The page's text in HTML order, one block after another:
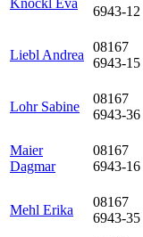
Knöckl Eva
6943-12
Liebl Andrea
08167
6943-15
Lohr Sabine
08167
6943-36
Maier
Dagmar
08167
6943-16
Mehl Erika
08167
6943-35